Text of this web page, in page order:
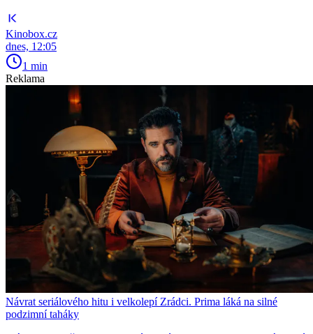
Kinobox.cz
dnes, 12:05
1 min
Reklama
Návrat seriálového hitu i velkolepí Zrádci. Prima láká na silné
podzimní taháky